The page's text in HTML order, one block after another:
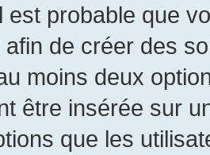
est probable que
de créer des
moins deux
être insérée sur
que les